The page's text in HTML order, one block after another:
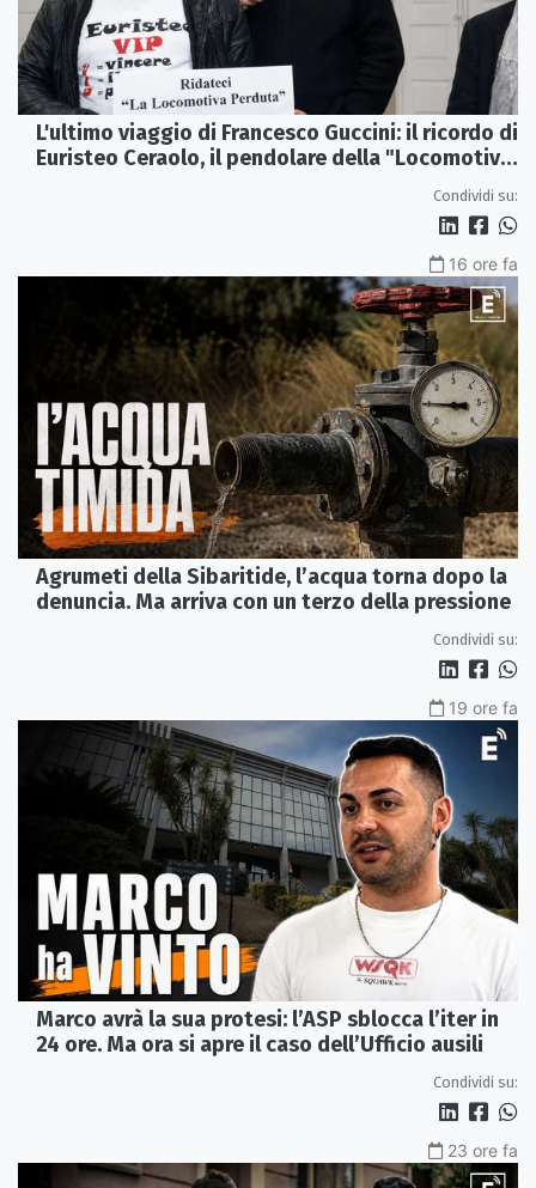
L'ultimo viaggio di Francesco Guccini: il ricordo di
Euristeo Ceraolo, il pendolare della "Locomotiva
Condividi su:
16 ore fa
Agrumeti della Sibaritide, l’acqua torna dopo la
denuncia. Ma arriva con un terzo della pressione
Condividi su:
19 ore fa
Marco avrà la sua protesi: l’ASP sblocca l’iter in
24 ore. Ma ora si apre il caso dell’Ufficio ausili
Condividi su:
23 ore fa